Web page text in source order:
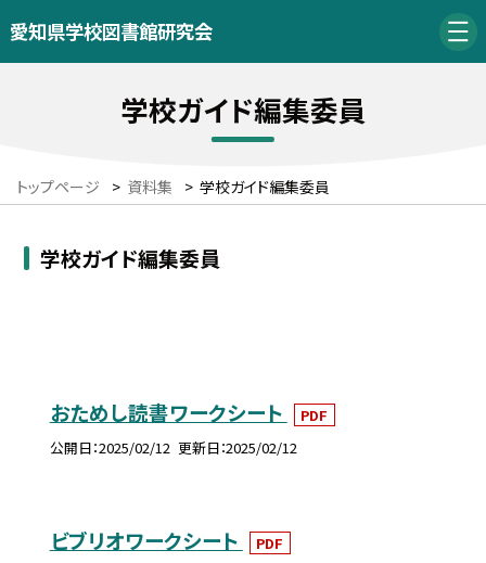
愛知県学校図書館研究会
学校ガイド編集委員
トップページ > 資料集 > 学校ガイド編集委員
学校ガイド編集委員
おためし読書ワークシート
PDF
公開日 2025/02/12 更新日 2025/02/12
ビブリオワークシート
PDF